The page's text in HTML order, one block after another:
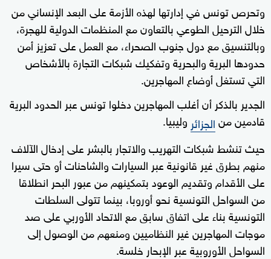
وتحرص تونس في إدارتها لهذه الأزمة على البعد الإنساني من
خلال الترحيل الطوعي بالتعاون مع المنظمات الدولية للهجرة،
وبالتنسيق مع دول جنوب الصحراء، مع العمل على تعزيز أمن
حدودها البرية والبحرية وتفكيك شبكات التجارة بالأشخاص
التي تستغل أوضاع المهاجرين.
الجدير بالذكر أن أغلب المهاجرين دخلوا تونس عبر الحدود البرية
قادمين منالجزائر وليبيا.
حيث تنشط شبكات التهريب والاتجار بالبشر على إدخال الآلاف
منهم بطرق غير قانونية عبر السيارات والشاحنات أو حتى سيرا
على الأقدام وتقديم الوعود بتمكينهم من عبور البحر انطلاقا
من السواحل التونسية نحو أوروبا، بينما تتولى السلطات
التونسية بناء على اتفاق سابق مع الاتحاد الأوربي على صد
موجات المهاجرين غير النظاميين ومنعهم من الوصول إلى
السواحل الأوروبية عبر الإبحار خلسة.